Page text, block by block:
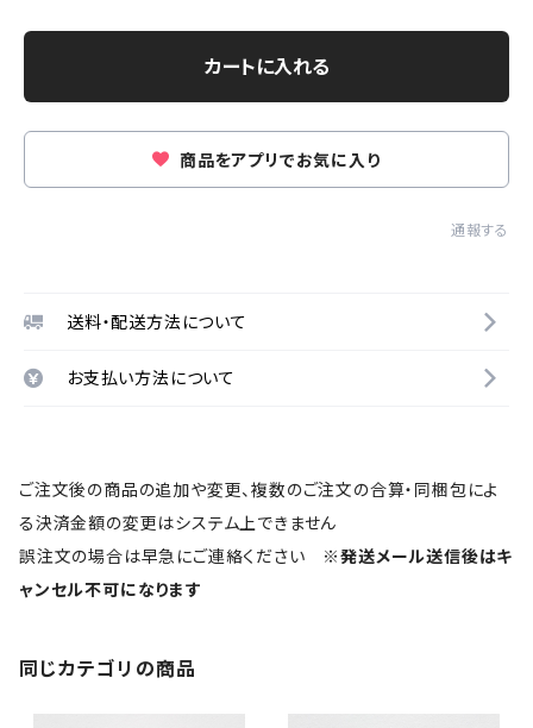
カートに入れる
商品をアプリでお気に入り
通報する
送料・配送方法について
お支払い方法について
ご注文後の商品の追加や変更、複数のご注文の合算・同梱包によ
る決済金額の変更はシステム上できません
誤注文の場合は早急にご連絡ください ※発送メール送信後はキ
ャンセル不可になります
同じカテゴリの商品